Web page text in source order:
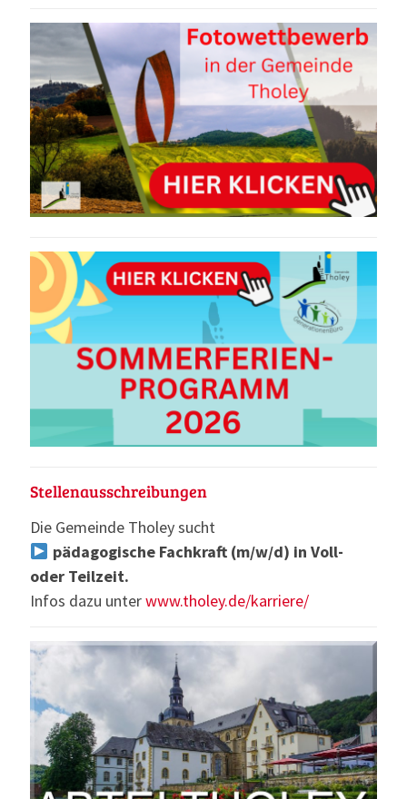
Stellenausschreibungen
Die Gemeinde Tholey sucht
pädagogische Fachkraft (m/w/d) in Voll-
oder Teilzeit.
Infos dazu unterwww.tholey.de/karriere/